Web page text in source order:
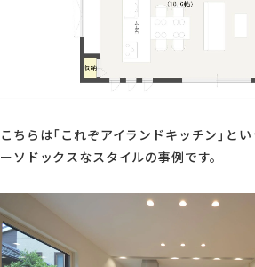
こちらは「これぞアイランドキッチン」と
ーソドックスなスタイルの事例です。